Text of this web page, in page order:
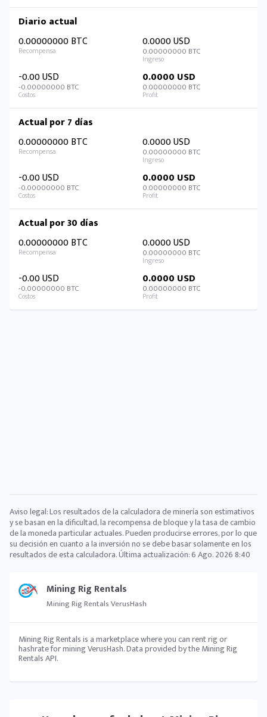
Mining Rig Rentals
Mining Rig Rentals VerusHash
Mining Rig Rentals is a marketplace where you can rent rig or
hashrate for mining VerusHash. Data provided by the Mining Rig
Rentals API.
Diario actual
0.00000000 BTC
0.0000 USD
0.00000000 BTC
-0.00 USD
-0.00000000 BTC
0.0000 USD
0.00000000 BTC
Actual por 7 días
0.00000000 BTC
0.0000 USD
0.00000000 BTC
-0.00 USD
-0.00000000 BTC
0.0000 USD
0.00000000 BTC
Actual por 30 días
0.00000000 BTC
0.0000 USD
0.00000000 BTC
-0.00 USD
-0.00000000 BTC
0.0000 USD
0.00000000 BTC
Aviso legal: Los resultados de la calculadora de minería son estimativos
y se basan en la dificultad, la recompensa de bloque y la tasa de cambio
de la moneda particular actuales. Pueden producirse errores, por lo que
su decisión en cuanto a la inversión no se debe basar solamente en los
resultados de esta calculadora. Última actualización:6 Ago. 2026 8:40